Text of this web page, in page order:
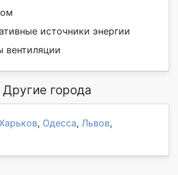
источники энергии
вентиляции
Другие города
, Одесса, Львов,